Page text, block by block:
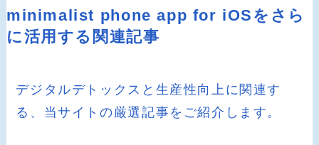
minimalist phone app for iOSをさら
に活用する関連記事
デジタルデトックスと生産性向上に関連す
る、当サイトの厳選記事をご紹介します。